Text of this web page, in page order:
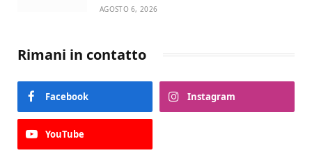
ritorna in campo
AGOSTO 6, 2026
Rimani in contatto
Facebook Instagram
YouTube